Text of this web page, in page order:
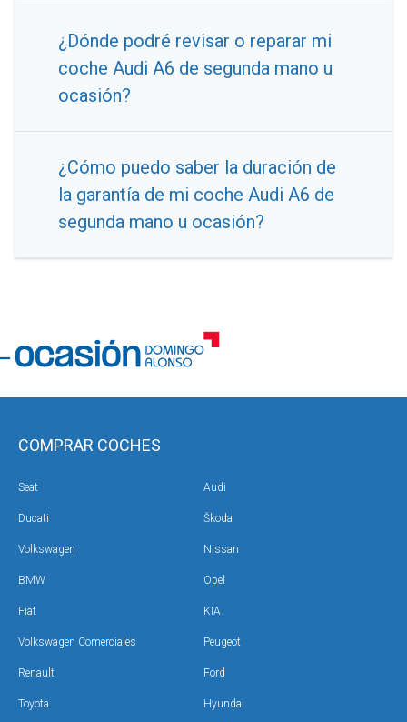
¿Dónde podré revisar o reparar mi
coche Audi A6 de segunda mano u
ocasión?
¿Cómo puedo saber la duración de
la garantía de mi coche Audi A6 de
segunda mano u ocasión?
COMPRAR COCHES
Seat Audi
Ducati Škoda
Volkswagen Nissan
BMW Opel
Fiat KIA
Volkswagen Comerciales Peugeot
Renault Ford
Toyota Hyundai